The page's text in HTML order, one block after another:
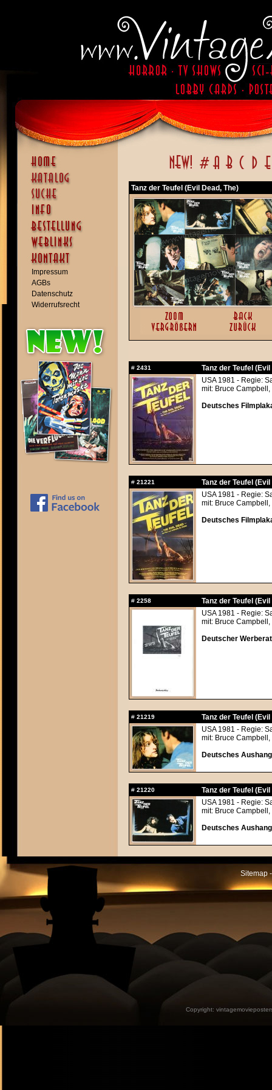
Impressum
AGBs
Datenschutz
Widerrufsrecht
Tanz der Teufel (Evil Dead, The)
# 2431
Tanz der Teufel (Evil
USA 1981 - Regie:
mit: Bruce
Deutsches
# 21221
Tanz der Teufel (Evil
USA 1981 - Regie:
mit: Bruce
Deutsches
# 2258
Tanz der Teufel (Evil
USA 1981 - Regie:
mit: Bruce
Deutscher
# 21219
Tanz der Teufel (Evil
USA 1981 - Regie:
mit: Bruce
Deutsches
# 21220
Tanz der Teufel (Evil
USA 1981 - Regie:
mit: Bruce
Deutsches
Sitemap
Copyright: